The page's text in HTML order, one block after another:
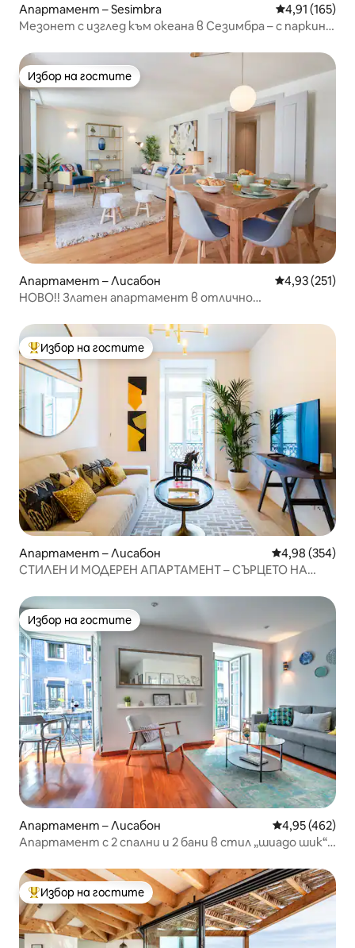
Апартамент – Sesimbra Средна
4,91 (165)
Мезонет с изглед към океана в Сезимбра – с паркинг
Избор на гостите
Избор на гостите
Апартамент – Лисабон Средна
4,93 (251)
НОВО!! Златен апартамент в отлично
асансьор
Най-популярен избор на гостите
Избор на гостите
Апартамент – Лисабон Средна
4,98 (354)
СТИЛЕН И МОДЕРЕН АПАРТАМЕНТ – СЪРЦЕТО НА
Избор на гостите
Избор на гостите
Апартамент – Лисабон Средна
4,95 (462)
Апартамент с 2 спални и 2 бани в стил „шиадо шик“,
Най-популярен избор на гостите
Избор на гостите